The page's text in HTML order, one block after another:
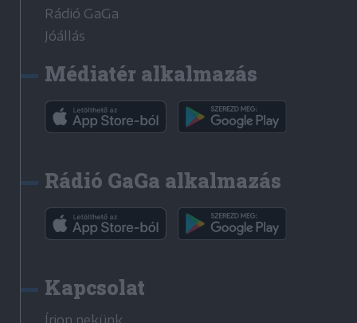
Rádió GaGa
Jóállás
Médiatér alkalmazás
Rádió GaGa alkalmazás
Kapcsolat
Írjon nekünk